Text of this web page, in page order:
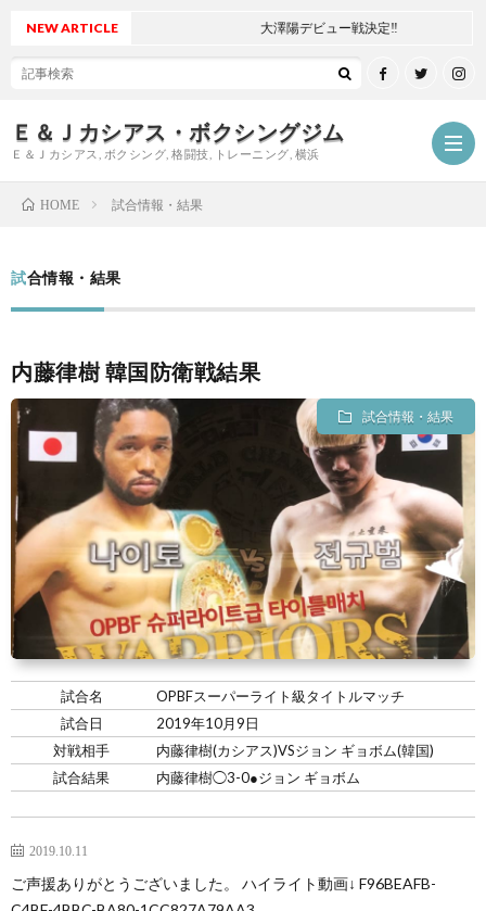
Ｅ＆Ｊカシアス・ボクシングジム
Ｅ＆Ｊカシアス, ボクシング, 格闘技, トレーニング, 横浜
つ
い
て
拶
新
情
報
試
合
情
報・
果
選
手
ト
ナ
ー
会・
練
習
ジ
ム
の
お
問
NEW ARTICLE 大澤陽デビュー戦決定‼
HOME 試合情報・結果
試合情報・結果
内藤律樹 韓国防衛戦結果
試合情報・結果
試合名
OPBFスーパーライト級タイトルマッチ
試合日
2019年10月9日
対戦相手
内藤律樹(カシアス)VSジョン ギョボム(韓国)
試合結果
内藤律樹◯3-0●ジョン ギョボム
2019.10.11
ご声援ありがとうございました。 ハイライト動画↓ F96BEAFB-